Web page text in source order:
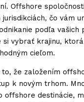
Offshore
čo vám
podľa vašich
si vybrať krajinu,
cieľom.
to, že založením
k novým trhom.
offshore destinácie,